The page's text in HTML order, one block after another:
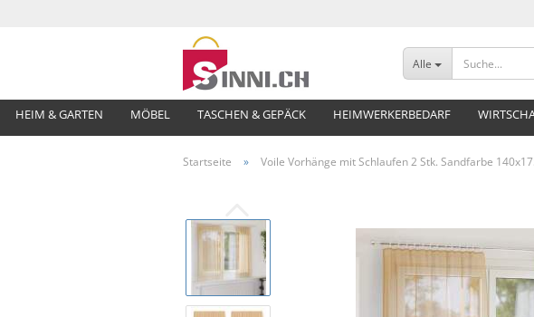
Alle
HEIM & GARTEN MÖBEL TASCHEN & GEPÄCK HEIMWERKERBEDARF
Startseite »
Voile Vorhänge mit Schlaufen 2 Stk. Sandfarbe